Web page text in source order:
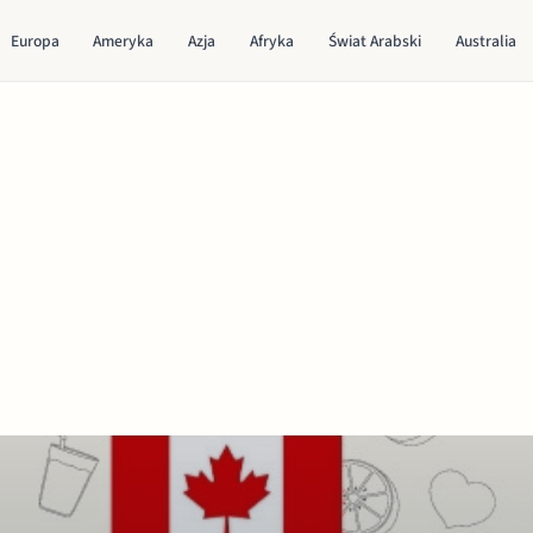
Europa Ameryka Azja Afryka Świat Arabski Australia